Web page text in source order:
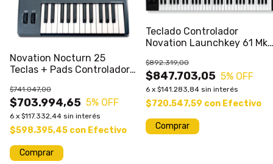
Novation Nocturn 25
Teclas + Pads Controlador
$703.994,65
$741.047,00
5% OFF
6 x $117.332,44 sin interés
$598.395,45 con Efectivo
Teclado Controlador
Novation Launchkey 61 Mk3
$847.703,05
$892.319,00
5% OFF
6 x $141.283,84 sin interés
$720.547,59 con Efectivo